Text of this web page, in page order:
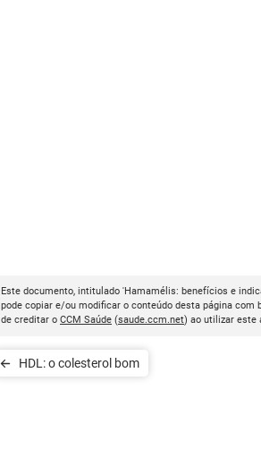
Este documento, intitulado 'Hamamélis: benefícios e
pode copiar e/ou modificar o conteúdo desta página
de creditar o CCM Saúde (saude.ccm.net) ao utilizar este
HDL: o colesterol bom